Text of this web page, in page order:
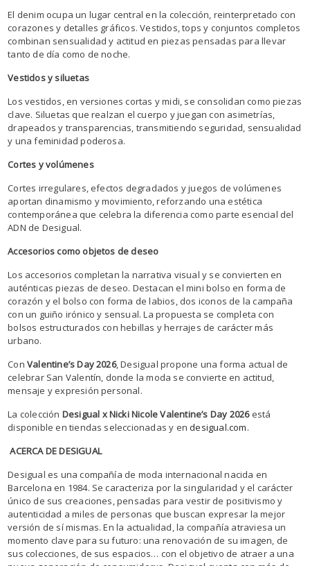
El denim ocupa un lugar central en la colección, reinterpretado con
corazones y detalles gráficos. Vestidos, tops y conjuntos completos
combinan sensualidad y actitud en piezas pensadas para llevar
tanto de día como de noche.
Vestidos y siluetas
Los vestidos, en versiones cortas y midi, se consolidan como piezas
clave. Siluetas que realzan el cuerpo y juegan con asimetrías,
drapeados y transparencias, transmitiendo seguridad, sensualidad
y una feminidad poderosa.
Cortes y volúmenes
Cortes irregulares, efectos degradados y juegos de volúmenes
aportan dinamismo y movimiento, reforzando una estética
contemporánea que celebra la diferencia como parte esencial del
ADN de Desigual.
Accesorios como objetos de deseo
Los accesorios completan la narrativa visual y se convierten en
auténticas piezas de deseo. Destacan el mini bolso en forma de
corazón y el bolso con forma de labios, dos iconos de la campaña
con un guiño irónico y sensual. La propuesta se completa con
bolsos estructurados con hebillas y herrajes de carácter más
urbano.
Con Valentine’s Day 2026, Desigual propone una forma actual de
celebrar San Valentín, donde la moda se convierte en actitud,
mensaje y expresión personal.
La colección Desigual x Nicki Nicole Valentine’s Day 2026está
disponible en tiendas seleccionadas y endesigual.com.
ACERCA DE DESIGUAL
Desigual es una compañía de moda internacional nacida en
Barcelona en 1984. Se caracteriza por la singularidad y el carácter
único de sus creaciones, pensadas para vestir de positivismo y
autenticidad a miles de personas que buscan expresar la mejor
versión de sí mismas. En la actualidad, la compañía atraviesa un
momento clave para su futuro: una renovación de su imagen, de
sus colecciones, de sus espacios… con el objetivo de atraer a una